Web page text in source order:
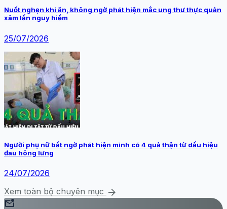
Nuốt nghẹn khi ăn, không ngờ phát hiện mắc ung thư thực quản
xâm lấn nguy hiểm
25/07/2026
Người phụ nữ bất ngờ phát hiện mình có 4 quả thận từ dấu hiệu
đau hông lưng
24/07/2026
Xem toàn bộ chuyên mục arrow_forward
mark_email_unread